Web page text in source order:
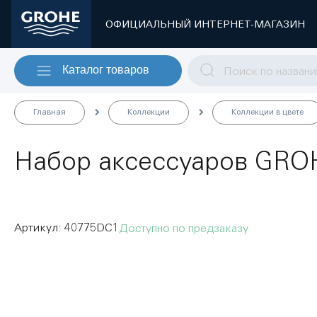
ОФИЦИАЛЬНЫЙ ИНТЕРНЕТ-МАГАЗИН
Каталог товаров
Главная Коллекции Коллекции в цвете
Набор аксессуаров
Доступно по предзаказу
40775DC1